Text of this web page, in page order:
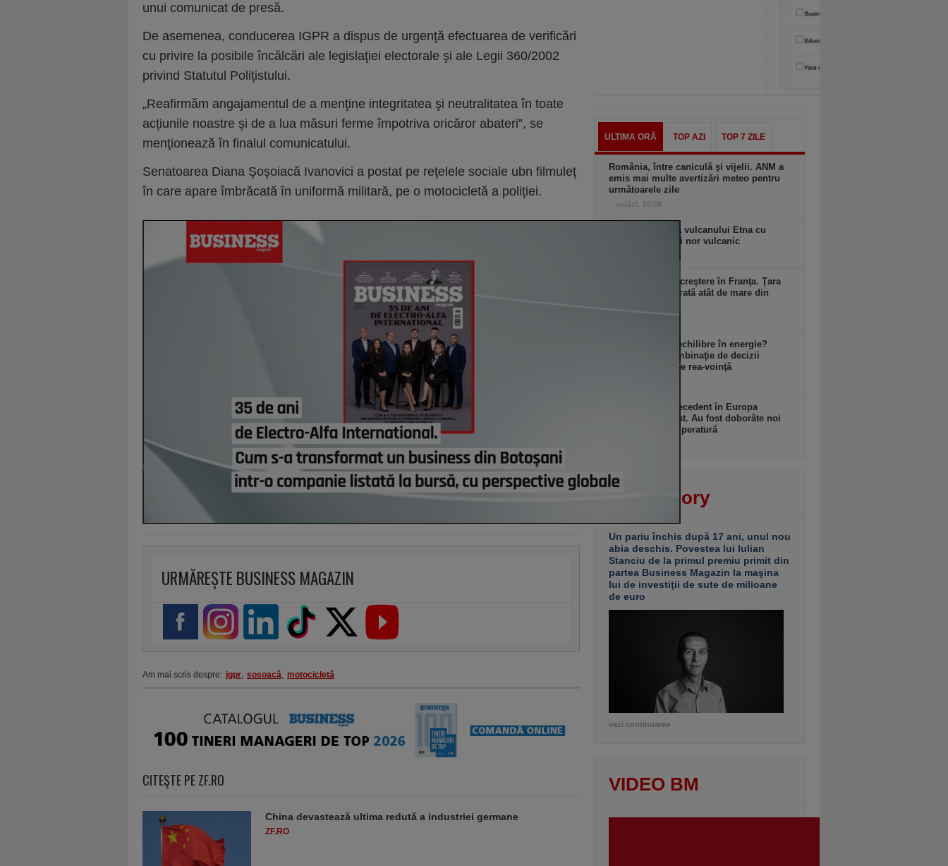
unui comunicat de presă.
De asemenea, conducerea IGPR a dispus de urgenţă efectuarea de verificări
cu privire la posibile încălcări ale legislaţiei electorale şi ale Legii 360/2002
privind Statutul Poliţistului.
„Reafirmăm angajamentul de a menţine integritatea şi neutralitatea în toate
acţiunile noastre şi de a lua măsuri ferme împotriva oricăror abateri”, se
menţionează în finalul comunicatului.
Senatoarea Diana Şoşoiacă Ivanovici a postat pe reţelele sociale ubn filmuleţ
în care apare îmbrăcată în uniformă militară, pe o motocicletă a poliţiei.
URMĂREȘTE BUSINESS MAGAZIN
Am mai scris despre: igpr, sosoacă, motocicletă
CITEŞTE PE ZF.RO
China devastează ultima redută a industriei germane
ZF.RO
ULTIMA ORĂ TOP AZI TOP 7 ZILE
România, între caniculă şi vijelii. ANM a
emis mai multe avertizări meteo pentru
următoarele zile
astăzi, 10:58
O nouă erupţie a vulcanului Etna cu
fântâni de lavă şi nor vulcanic
Şomajul este în creştere în Franţa. Ţara
nu a mai avut o rată atât de mare din
De ce avem dezechilibre în energie?
Bolojan: E o combinaţie de decizii
greşite, uneori de rea-voinţă
Caniculă fără precedent în Europa
Centrală şi de Est. Au fost doborâte noi
recorduri de temperatură
Cover story
Un pariu închis după 17 ani, unul nou
abia deschis. Povestea lui Iulian
Stanciu de la primul premiu primit din
partea Business Magazin la maşina
lui de investiţii de sute de milioane
de euro
vezi continuarea
VIDEO BM